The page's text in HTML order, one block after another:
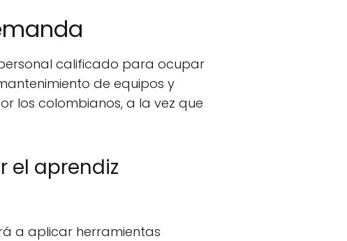
calificado para ocupar
de equipos y
los colombianos, a la vez que
el aprendiz
a aplicar herramientas